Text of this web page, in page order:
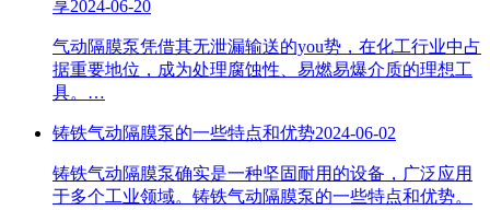
享2024-06-20
气动隔膜泵凭借其无泄漏输送的you势，在化工行业中占
据重要地位，成为处理腐蚀性、易燃易爆介质的理想工
具。…
铸铁气动隔膜泵的一些特点和优势2024-06-02
铸铁气动隔膜泵确实是一种坚固耐用的设备，广泛应用
于多个工业领域。铸铁气动隔膜泵的一些特点和优势。